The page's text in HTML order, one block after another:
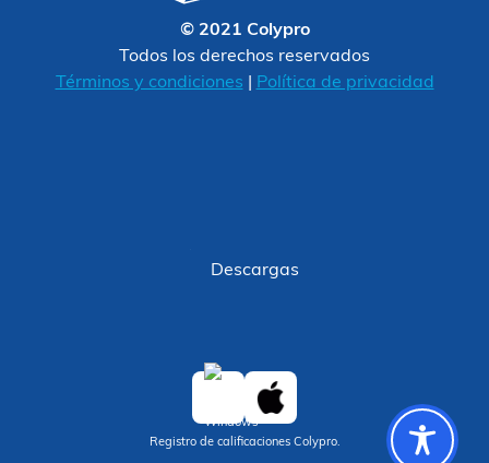
© 2021 Colypro
Todos los derechos reservados
Términos y condiciones
Política de privacidad
Descargas
Registro de calificaciones Colypro.